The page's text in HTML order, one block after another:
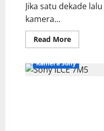
Jika satu dekade lalu
kamera...
Read MoreRead
more
Modular
Sony
Kamera Sony